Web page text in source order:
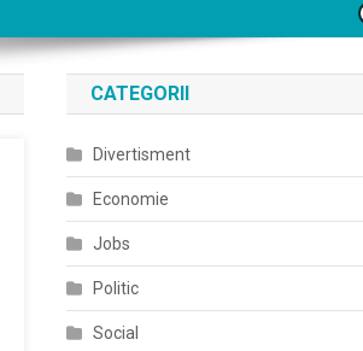
CATEGORII
Divertisment
Economie
Jobs
Politic
Social